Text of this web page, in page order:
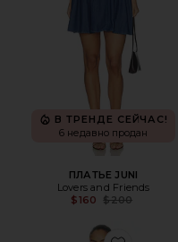
В ТРЕНДЕ СЕЙЧАС!
6 недавно продан
ПЛАТЬЕ JUNI
Lovers and Friends
$160
Previous price:
$200